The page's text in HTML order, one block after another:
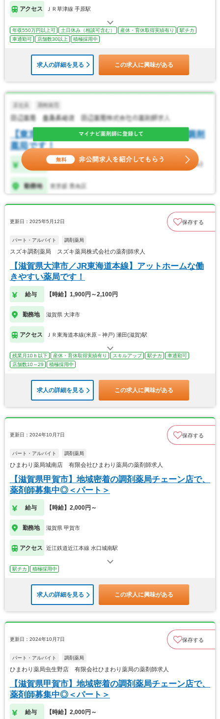
アクセス ＪＲ草津線 手原駅
年収550万円以上可 土日休み（相談可含む） 産休・育休取得実績有り
駅チカ
車通勤可
店舗数30以上 積極採用中
求人の詳細を見る この求人に興味がある
更新日：2025年5月12日 保存する
パート・アルバイト 調剤薬局
スズキ調剤薬局 スズキ薬局株式会社の薬剤師求人
【滋賀県大津市／JR東海道本線】アットホームな働
きやすい薬局です！
給与 【時給】1,900円～2,100円
勤務地 滋賀県 大津市
アクセス ＪＲ東海道本線(米原－神戸) 瀬田(滋賀)駅
残業月10ｈ以下 産休・育休取得実績有り スキルアップ 駅チカ
車通勤可
店舗数10～29
積極採用中
求人の詳細を見る この求人に興味がある
更新日：2024年10月7日 保存する
パート・アルバイト 調剤薬局
ひまわり薬局城南店 有限会社ひまわり薬局の薬剤師求人
【滋賀県甲賀市】地域密着の調剤薬局チェーン店で、
薬剤師募集中◎＜パート＞
給与 【時給】2,000円～
勤務地 滋賀県 甲賀市
アクセス 近江鉄道近江本線 水口城南駅
駅チカ 積極採用中
求人の詳細を見る この求人に興味がある
更新日：2024年10月7日 保存する
パート・アルバイト 調剤薬局
ひまわり薬局虫生野店 有限会社ひまわり薬局の薬剤師求人
【滋賀県甲賀市】地域密着の調剤薬局チェーン店で、
薬剤師募集中◎＜パート＞
給与 【時給】2,000円～